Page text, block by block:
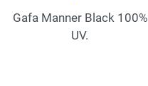
Gafa Manner Black 100%
UV.